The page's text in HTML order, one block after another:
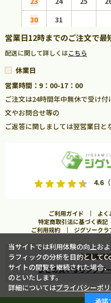
カート
30
31
営業日12時までのご注文で最
配送に関して詳しくはこちら
休業日
営業時間：9：00-17：00
ご注文は24時間年中無休で受け
文やお問合せ等の
ご返答に関しましては翌営業日と
4.6
ご利用ガイド よく
特定商取引法に基づく表記
ご利用規約
ジグソークラ
企業購買
まとめ買いならジグソ
当サイトでは利用体験の向上お
ラフィックの分析を目的として
サイトの閲覧を継続された場合
のといたします。
詳細についてはプライバシーポ